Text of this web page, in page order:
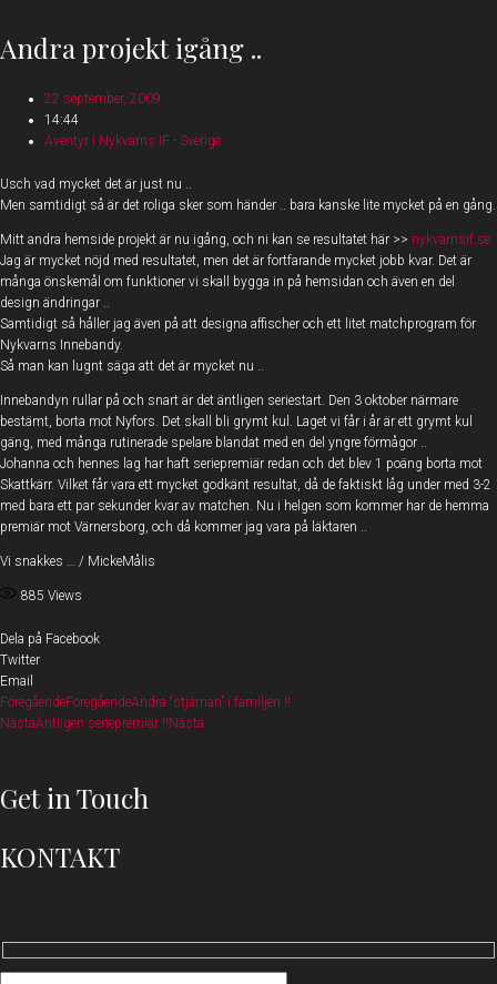
Andra projekt igång ..
22 september, 2009
14:44
Äventyr i Nykvarns IF - Sverige
Usch vad mycket det är just nu ..
Men samtidigt så är det roliga sker som händer .. bara kanske lite mycket på en gång.
Mitt andra hemside projekt är nu igång, och ni kan se resultatet här >> nykvarnsif.se
Jag är mycket nöjd med resultatet, men det är fortfarande mycket jobb kvar. Det är
många önskemål om funktioner vi skall bygga in på hemsidan och även en del
design ändringar ..
Samtidigt så håller jag även på att designa affischer och ett litet matchprogram för
Nykvarns Innebandy.
Så man kan lugnt säga att det är mycket nu ..
Innebandyn rullar på och snart är det äntligen seriestart. Den 3 oktober närmare
bestämt, borta mot Nyfors. Det skall bli grymt kul. Laget vi får i år är ett grymt kul
gäng, med många rutinerade spelare blandat med en del yngre förmågor ..
Johanna och hennes lag har haft seriepremiär redan och det blev 1 poäng borta mot
Skattkärr. Vilket får vara ett mycket godkänt resultat, då de faktiskt låg under med 3-2
med bara ett par sekunder kvar av matchen. Nu i helgen som kommer har de hemma
premiär mot Värnersborg, och då kommer jag vara på läktaren ..
Vi snakkes … / MickeMålis
885 Views
Dela på Facebook
Twitter
Email
FöregåendeFöregåendeAndra “stjärnan” i familjen !!
NästaÄntligen seriepremiär !! Nästa
Get in Touch
KONTAKT